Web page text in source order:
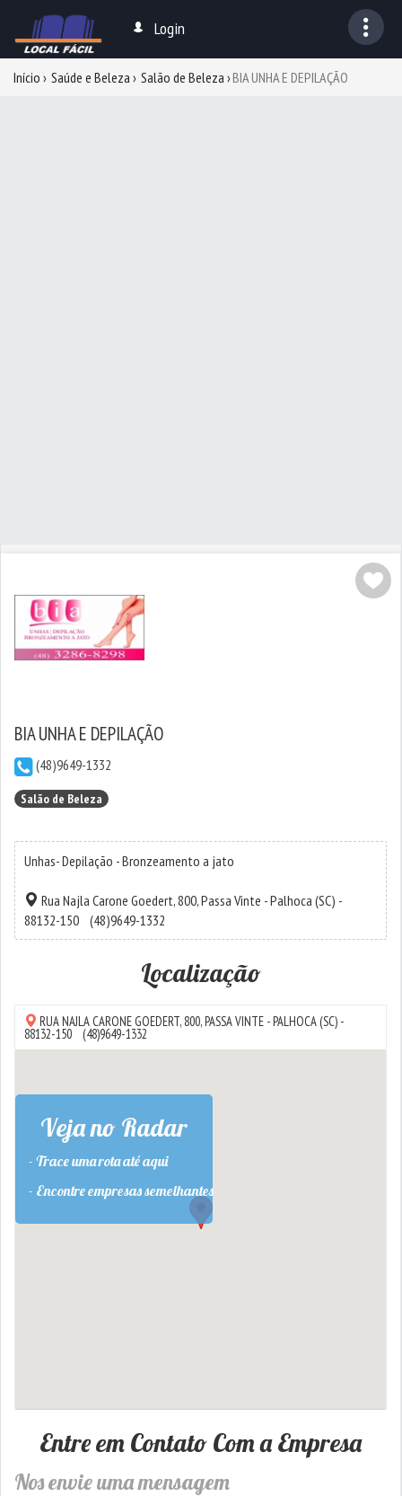
Login
Início Saúde e Beleza Salão de Beleza BIA UNHA E DEPILAÇÃO
BIA UNHA E DEPILAÇÃO
(48)9649-1332
Salão de Beleza
Unhas- Depilação - Bronzeamento a jato
Rua Najla Carone Goedert, 800,Passa Vinte -Palhoca (SC) -
88132-150 (48)9649-1332
Localização
RUA NAJLA CARONE GOEDERT, 800,PASSA VINTE -PALHOCA (SC) -
88132-150 (48)9649-1332
Veja no Radar
- Trace uma rota até aqui
- Encontre empresas semelhantes
Entre em Contato Com a Empresa
Nos envie uma mensagem